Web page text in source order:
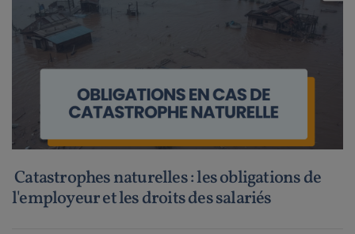
Catastrophes naturelles : les obligations de
l'employeur et les droits des salariés